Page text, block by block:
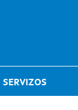
SERVIZOS